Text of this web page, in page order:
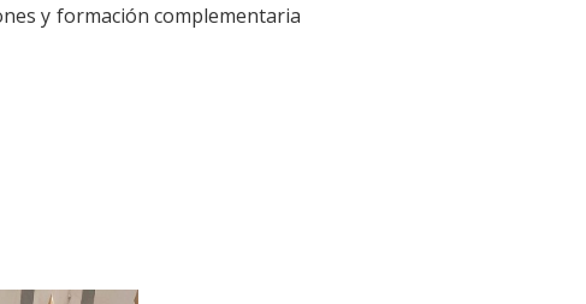
y formación complementaria